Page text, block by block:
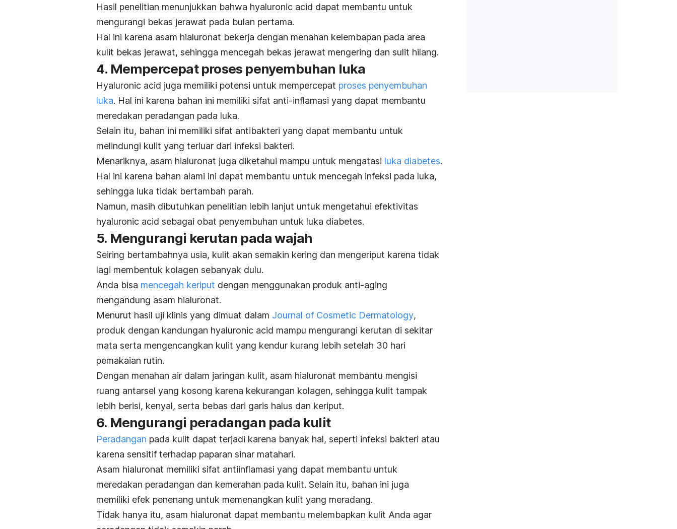
Hasil penelitian menunjukkan bahwa hyaluronic acid dapat membantu untuk
mengurangi bekas jerawat pada bulan pertama.
Hal ini karena asam hialuronat bekerja dengan menahan kelembapan pada area
kulit bekas jerawat, sehingga mencegah bekas jerawat mengering dan sulit hilang.
4. Mempercepat proses penyembuhan luka
Hyaluronic acid juga memiliki potensi untuk mempercepat proses penyembuhan
luka. Hal ini karena bahan ini memiliki sifat anti-inflamasi yang dapat membantu
meredakan peradangan pada luka.
Selain itu, bahan ini memiliki sifat antibakteri yang dapat membantu untuk
melindungi kulit yang terluar dari infeksi bakteri.
Menariknya, asam hialuronat juga diketahui mampu untuk mengatasi luka diabetes.
Hal ini karena bahan alami ini dapat membantu untuk mencegah infeksi pada luka,
sehingga luka tidak bertambah parah.
Namun, masih dibutuhkan penelitian lebih lanjut untuk mengetahui efektivitas
hyaluronic acid sebagai obat penyembuhan untuk luka diabetes.
5. Mengurangi kerutan pada wajah
Seiring bertambahnya usia, kulit akan semakin kering dan mengeriput karena tidak
lagi membentuk kolagen sebanyak dulu.
Anda bisa mencegah keriput dengan menggunakan produk anti-aging
mengandung asam hialuronat.
Menurut hasil uji klinis yang dimuat dalam Journal of Cosmetic Dermatology,
produk dengan kandungan hyaluronic acid mampu mengurangi kerutan di sekitar
mata serta mengencangkan kulit yang kendur kurang lebih setelah 30 hari
pemakaian rutin.
Dengan menahan air dalam jaringan kulit, asam hialuronat membantu mengisi
ruang antarsel yang kosong karena kekurangan kolagen, sehingga kulit tampak
lebih berisi, kenyal, serta bebas dari garis halus dan keriput.
6. Mengurangi peradangan pada kulit
Peradangan pada kulit dapat terjadi karena banyak hal, seperti infeksi bakteri atau
karena sensitif terhadap paparan sinar matahari.
Asam hialuronat memiliki sifat antiinflamasi yang dapat membantu untuk
meredakan peradangan dan kemerahan pada kulit. Selain itu, bahan ini juga
memiliki efek penenang untuk memenangkan kulit yang meradang.
Tidak hanya itu, asam hialuronat dapat membantu melembapkan kulit Anda agar